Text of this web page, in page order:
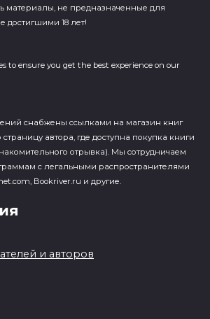
материалы, не предназначенные для
достигшими 18 лет!
to ensure you get the best experience on our
cнабжены ссылками на магазин книг
автора, где доступна покупка книги
отрывка). Мы сотрудничаем
с легальными распространителями
Bookriver.ru и другие.
и авторов